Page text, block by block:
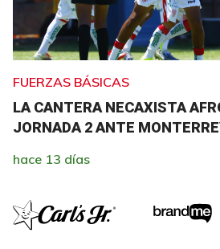
FUERZAS BÁSICAS
LA CANTERA NECAXISTA
JORNADA 2 ANTE
hace 13 días